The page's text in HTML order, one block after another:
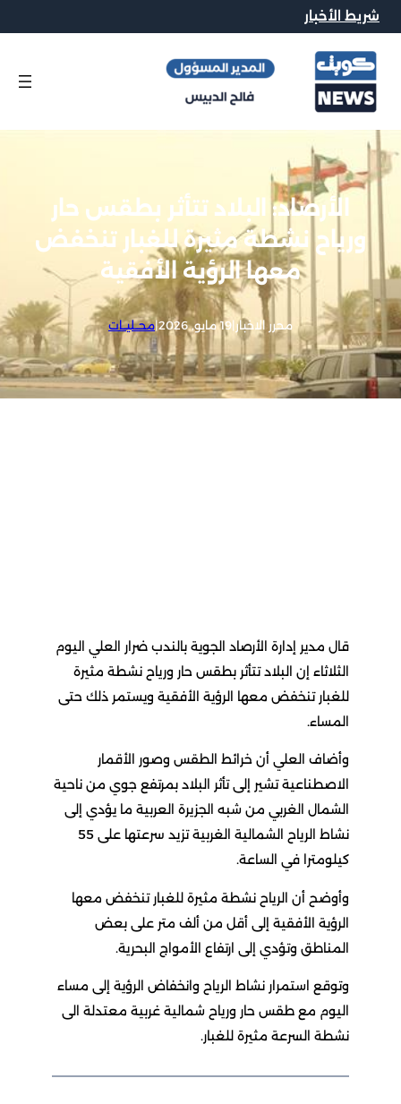
شريط الأخبار
الأرصاد: البلاد تتأثر بطقس حار
ورياح نشطة مثيرة للغبار تنخفض
معها الرؤية الأفقية
محرر الاخبار |19 مايو, 2026 |محــليــات
قال مدير إدارة الأرصاد الجوية بالندب ضرار العلي اليوم
الثلاثاء إن البلاد تتأثر بطقس حار ورياح نشطة مثيرة
للغبار تنخفض معها الرؤية الأفقية ويستمر ذلك حتى
المساء.
وأضاف العلي أن خرائط الطقس وصور الأقمار
الاصطناعية تشير إلى تأثر البلاد بمرتفع جوي من ناحية
الشمال الغربي من شبه الجزيرة العربية ما يؤدي إلى
نشاط الرياح الشمالية الغربية تزيد سرعتها على 55
كيلومترا في الساعة.
وأوضح أن الرياح نشطة مثيرة للغبار تنخفض معها
الرؤية الأفقية إلى أقل من ألف متر على بعض
المناطق وتؤدي إلى ارتفاع الأمواج البحرية.
وتوقع استمرار نشاط الرياح وانخفاض الرؤية إلى مساء
اليوم مع طقس حار ورياح شمالية غربية معتدلة الى
نشطة السرعة مثيرة للغبار.